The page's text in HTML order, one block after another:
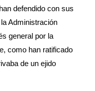
defendido con sus
Administración
general por la
como han ratificado
de un ejido